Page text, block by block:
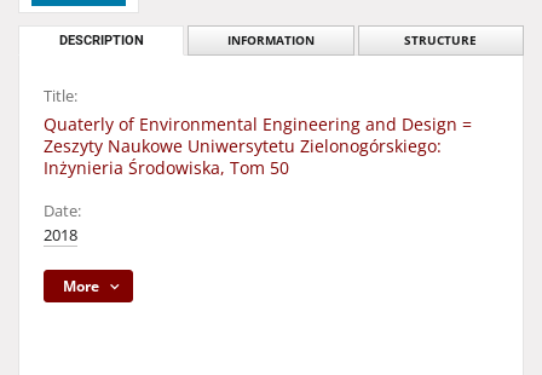
DESCRIPTION INFORMATION STRUCTURE
Title:
Quaterly of Environmental Engineering and Design =
Zeszyty Naukowe Uniwersytetu Zielonogórskiego:
Inżynieria Środowiska, Tom 50
Date:
2018
More